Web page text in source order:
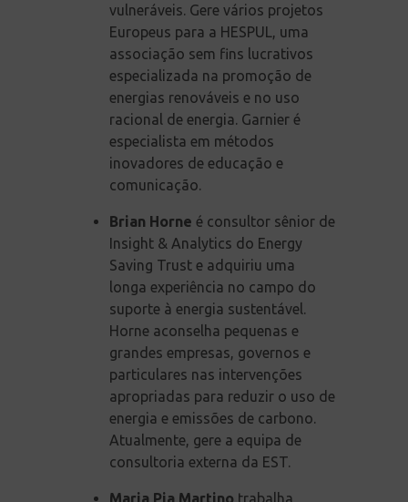
vulneráveis. Gere vários projetos
Europeus para a HESPUL, uma
associação sem fins lucrativos
especializada na promoção de
energias renováveis e no uso
racional de energia. Garnier é
especialista em métodos
inovadores de educação e
comunicação.
Brian Horne é consultor sênior de
Insight & Analytics do Energy
Saving Trust e adquiriu uma
longa experiência no campo do
suporte à energia sustentável.
Horne aconselha pequenas e
grandes empresas, governos e
particulares nas intervenções
apropriadas para reduzir o uso de
energia e emissões de carbono.
Atualmente, gere a equipa de
consultoria externa da EST.
Maria Pia Martino trabalha